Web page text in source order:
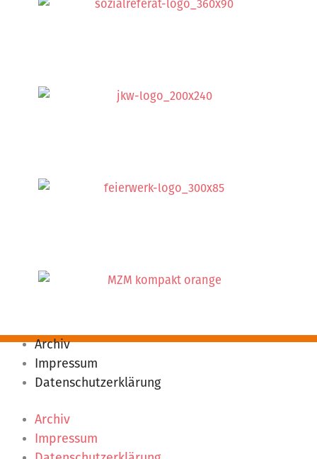
Archiv
Impressum
Datenschutzerklärung
Archiv
Impressum